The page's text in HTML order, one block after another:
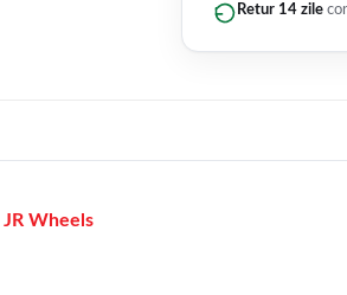
Retur 14 zile
JR Wheels